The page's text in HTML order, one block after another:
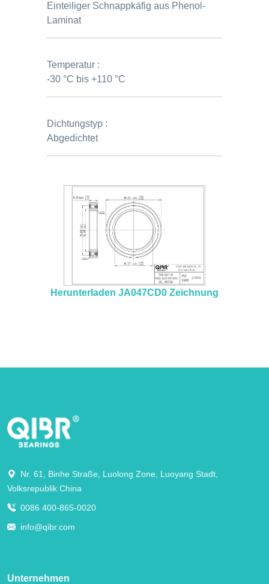
Einteiliger Schnappkäfig aus Phenol-
Laminat
Temperatur :
-30 °C bis +110 °C
Dichtungstyp :
Abgedichtet
Herunterladen JA047CD0 Zeichnung
Nr. 61, Binhe Straße, Luolong Zone, Luoyang Stadt,
Volksrepublik China
0086 400-865-0020
info@qibr.com
Unternehmen